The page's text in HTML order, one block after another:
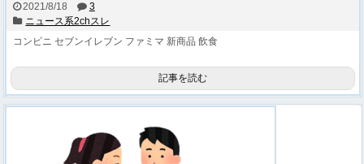
2021/8/18
3
ニュース系2chスレ
コンビニ セブンイレブン ファミマ 新商品 飲食
記事を読む